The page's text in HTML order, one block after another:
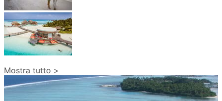
Mostra tutto >